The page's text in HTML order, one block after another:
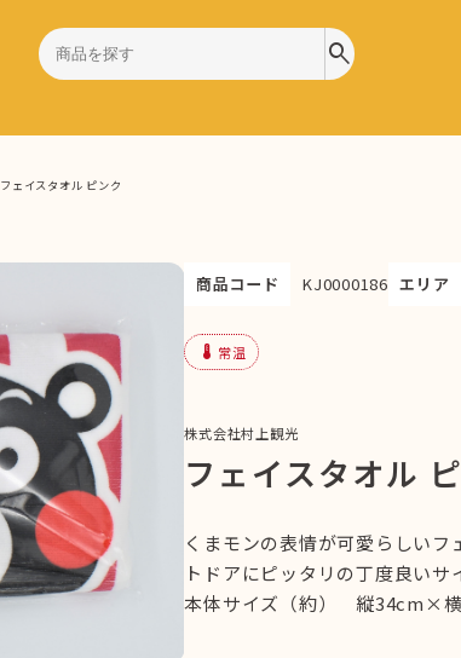
search
フェイスタオル ピンク
商品コード KJ0000186 エリア
device_thermostat 常温
株式会社村上観光
フェイスタオル
くまモンの表情が可愛らしい
トドアにピッタリの丁度良いサ
本体サイズ（約） 縦34cm×